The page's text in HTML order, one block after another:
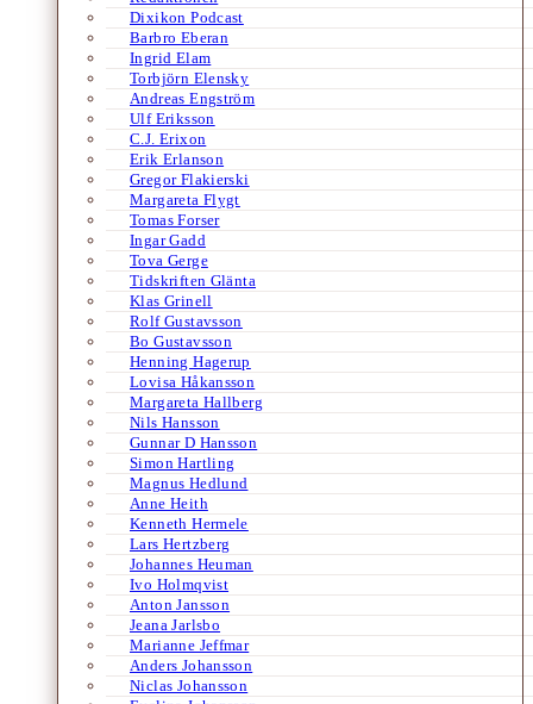
Dixikon Podcast
Barbro Eberan
Ingrid Elam
Torbjörn Elensky
Andreas Engström
Ulf Eriksson
C.J. Erixon
Erik Erlanson
Gregor Flakierski
Margareta Flygt
Tomas Forser
Ingar Gadd
Tova Gerge
Tidskriften Glänta
Klas Grinell
Rolf Gustavsson
Bo Gustavsson
Henning Hagerup
Lovisa Håkansson
Margareta Hallberg
Nils Hansson
Gunnar D Hansson
Simon Hartling
Magnus Hedlund
Anne Heith
Kenneth Hermele
Lars Hertzberg
Johannes Heuman
Ivo Holmqvist
Anton Jansson
Jeana Jarlsbo
Marianne Jeffmar
Anders Johansson
Niclas Johansson